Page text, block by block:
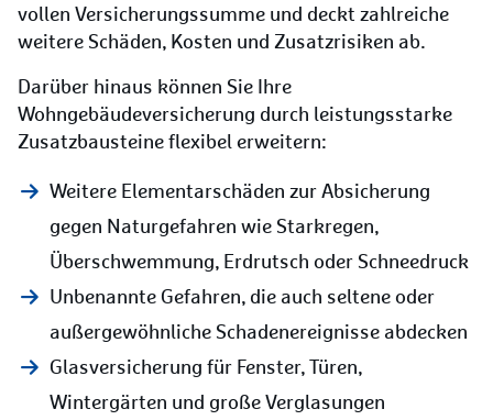
vollen Versicherungssumme und deckt zahlreiche
weitere Schäden, Kosten und Zusatzrisiken ab.
Darüber hinaus können Sie Ihre
Wohngebäudeversicherung durch leistungsstarke
Zusatzbausteine flexibel erweitern:
Weitere Elementarschäden zur Absicherung
gegen Naturgefahren wie Starkregen,
Überschwemmung, Erdrutsch oder Schneedruck
Unbenannte Gefahren, die auch seltene oder
außergewöhnliche Schadenereignisse abdecken
Glasversicherung für Fenster, Türen,
Wintergärten und große Verglasungen